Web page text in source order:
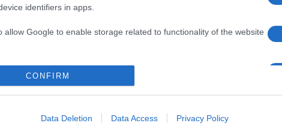
identifiers in apps.
allow Google to enable storage related to functionality of the website
allow Google to enable storage related to personalization.
allow Google to enable storage related to security, including
CONFIRM
Data Deletion Data Access Privacy Policy
ces deux équipes :
Canterbury-Bankstown
Septembre)
Bankstown Bulldogs
, et aura lieu Vendredi 24
Bulldogs, rendez-vous chez notre partenaire